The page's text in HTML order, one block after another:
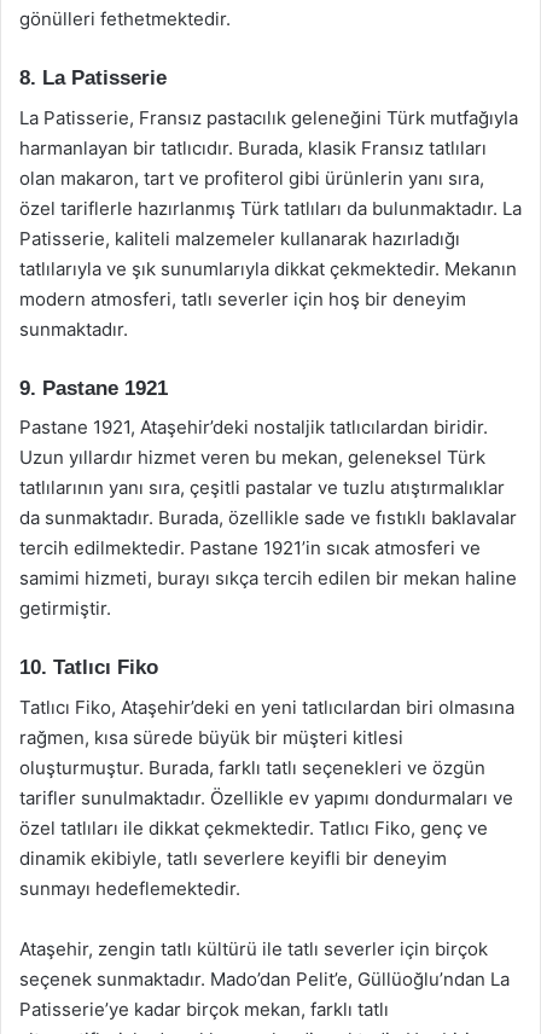
gönülleri fethetmektedir.
8. La Patisserie
La Patisserie, Fransız pastacılık geleneğini Türk mutfağıyla
harmanlayan bir tatlıcıdır. Burada, klasik Fransız tatlıları
olan makaron, tart ve profiterol gibi ürünlerin yanı sıra,
özel tariflerle hazırlanmış Türk tatlıları da bulunmaktadır. La
Patisserie, kaliteli malzemeler kullanarak hazırladığı
tatlılarıyla ve şık sunumlarıyla dikkat çekmektedir. Mekanın
modern atmosferi, tatlı severler için hoş bir deneyim
sunmaktadır.
9. Pastane 1921
Pastane 1921, Ataşehir’deki nostaljik tatlıcılardan biridir.
Uzun yıllardır hizmet veren bu mekan, geleneksel Türk
tatlılarının yanı sıra, çeşitli pastalar ve tuzlu atıştırmalıklar
da sunmaktadır. Burada, özellikle sade ve fıstıklı baklavalar
tercih edilmektedir. Pastane 1921’in sıcak atmosferi ve
samimi hizmeti, burayı sıkça tercih edilen bir mekan haline
getirmiştir.
10. Tatlıcı Fiko
Tatlıcı Fiko, Ataşehir’deki en yeni tatlıcılardan biri olmasına
rağmen, kısa sürede büyük bir müşteri kitlesi
oluşturmuştur. Burada, farklı tatlı seçenekleri ve özgün
tarifler sunulmaktadır. Özellikle ev yapımı dondurmaları ve
özel tatlıları ile dikkat çekmektedir. Tatlıcı Fiko, genç ve
dinamik ekibiyle, tatlı severlere keyifli bir deneyim
sunmayı hedeflemektedir.
Ataşehir, zengin tatlı kültürü ile tatlı severler için birçok
seçenek sunmaktadır. Mado’dan Pelit’e, Güllüoğlu’ndan La
Patisserie’ye kadar birçok mekan, farklı tatlı